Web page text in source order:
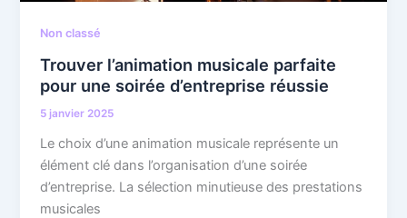
Non classé
Trouver l’animation musicale parfaite
pour une soirée d’entreprise réussie
5 janvier 2025
Le choix d’une animation musicale représente un
élément clé dans l’organisation d’une soirée
d’entreprise. La sélection minutieuse des prestations
musicales